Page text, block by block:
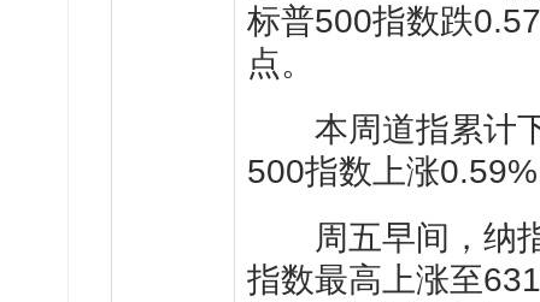
标普500指数跌
点。
本周道指累计下
500指数上涨
周五早间，纳指
指数最高上涨至